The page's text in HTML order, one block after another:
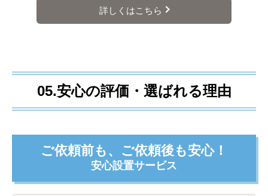
詳しくはこちら
05.安心の評価・選ばれる理由
ご依頼前も、ご依頼後も安心！
安心設置サービス